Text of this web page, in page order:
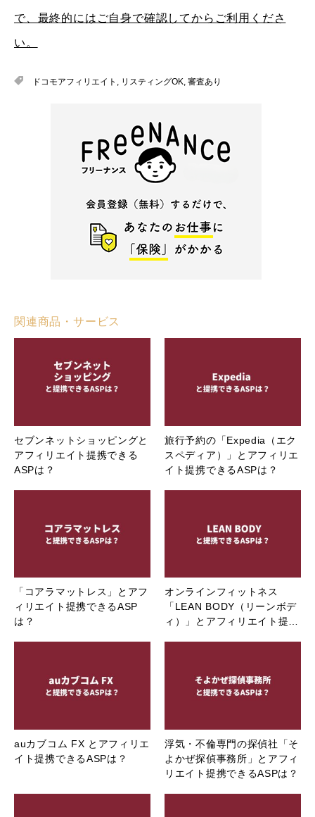
で、最終的にはご自身で確認してからご利用くださ
い。
ドコモアフィリエイト , リスティングOK, 審査あり
関連商品・サービス
セブンネットショッピングと
アフィリエイト提携できる
ASPは？
旅行予約の「Expedia（エク
スペディア）」とアフィリエ
イト提携できるASPは？
「コアラマットレス」とアフ
ィリエイト提携できるASP
は？
オンラインフィットネス
「LEAN BODY（リーンボデ
ィ）」とアフィリエイト提…
auカブコム FX とアフィリエ
イト提携できるASPは？
浮気・不倫専門の探偵社「そ
よかぜ探偵事務所」とアフィ
リエイト提携できるASPは？